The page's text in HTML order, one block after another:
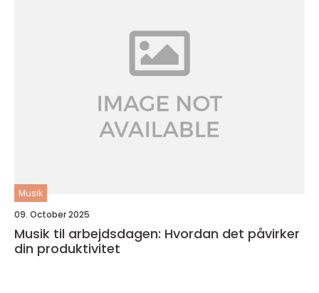
Musik
09. October 2025
Musik til arbejdsdagen: Hvordan det påvirker
din produktivitet